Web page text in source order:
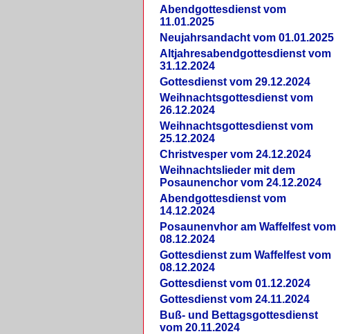
Abendgottesdienst vom
11.01.2025
Neujahrsandacht vom 01.01.2025
Altjahresabendgottesdienst vom
31.12.2024
Gottesdienst vom 29.12.2024
Weihnachtsgottesdienst vom
26.12.2024
Weihnachtsgottesdienst vom
25.12.2024
Christvesper vom 24.12.2024
Weihnachtslieder mit dem
Posaunenchor vom 24.12.2024
Abendgottesdienst vom
14.12.2024
Posaunenvhor am Waffelfest vom
08.12.2024
Gottesdienst zum Waffelfest vom
08.12.2024
Gottesdienst vom 01.12.2024
Gottesdienst vom 24.11.2024
Buß- und Bettagsgottesdienst
vom 20.11.2024